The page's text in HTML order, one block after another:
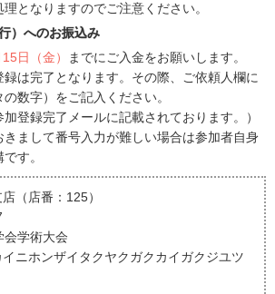
となりますのでご注意ください。
）へのお振込み
日（金）
までにご入金をお願いします。
は完了となります。その際、ご依頼人欄に
数字）をご記入ください。
加登録完了メールに記載されております。）
きまして番号入力が難しい場合は参加者自身
す。
（店番：125）
会学術大会
イニホンザイタクヤクガクカイガクジユツ